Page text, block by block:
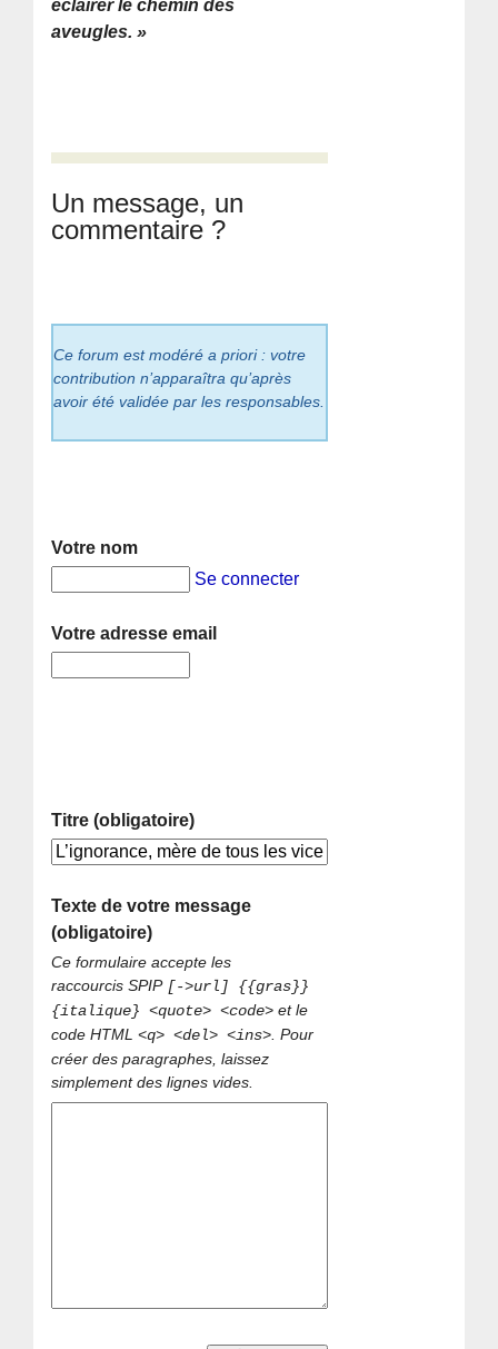
éclairer le chemin des
aveugles. »
Un message, un
commentaire ?
Ce forum est modéré a priori : votre
contribution n’apparaîtra qu’après
avoir été validée par les responsables.
Votre nom
Se connecter
Votre adresse email
Titre (obligatoire)
Texte de votre message
(obligatoire)
Ce formulaire accepte les
raccourcis SPIP [->url] {{gras}}
{italique} <quote> <code> et le
code HTML<q> <del> <ins> . Pour
créer des paragraphes, laissez
simplement des lignes vides.